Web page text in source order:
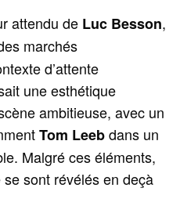
attendu de Luc Besson,
marchés
d’attente
une esthétique
ambitieuse, avec un
Tom Leebdans un
Malgré ces éléments,
sont révélés en deçà